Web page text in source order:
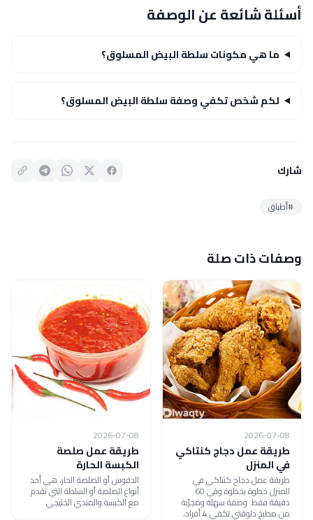
أسئلة شائعة عن الوصفة
ما هي مكونات سلطة البيض المسلوق؟
لكم شخص تكفي وصفة سلطة البيض المسلوق؟
شارك
#أطباق
وصفات ذات صلة
2026-07-08
طريقة عمل دجاج كنتاكي
في المنزل
طريقة عمل دجاج كنتاكي في
المنزل خطوة بخطوة وفي 60
دقيقة فقط. وصفة سهلة ومجرّبة
من مطبخ دلوقتي تكفي 4 أفراد،
2026-07-08
طريقة عمل صلصة
الكبسة الحارة
الدقوس أو الصلصة الحار، هي أحد
أنواع الصلصة أو السلطة التي تقدم
مع الكبسة والمندي الخليجي